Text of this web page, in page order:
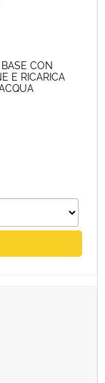
CON
E RICARICA